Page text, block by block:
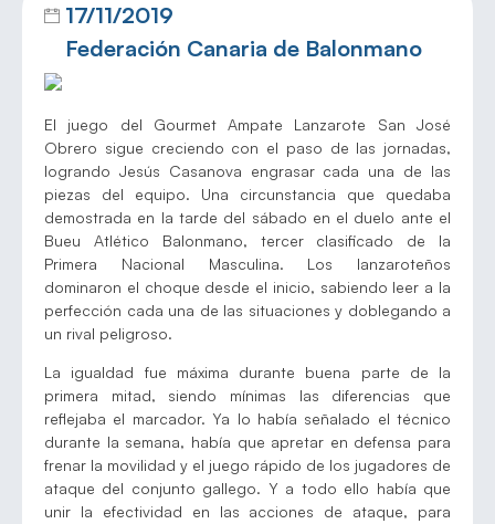
17/11/2019
Federación Canaria de Balonmano
El juego del Gourmet Ampate Lanzarote San José
Obrero sigue creciendo con el paso de las jornadas,
logrando Jesús Casanova engrasar cada una de las
piezas del equipo. Una circunstancia que quedaba
demostrada en la tarde del sábado en el duelo ante el
Bueu Atlético Balonmano, tercer clasificado de la
Primera Nacional Masculina. Los lanzaroteños
dominaron el choque desde el inicio, sabiendo leer a la
perfección cada una de las situaciones y doblegando a
un rival peligroso.
La igualdad fue máxima durante buena parte de la
primera mitad, siendo mínimas las diferencias que
reflejaba el marcador. Ya lo había señalado el técnico
durante la semana, había que apretar en defensa para
frenar la movilidad y el juego rápido de los jugadores de
ataque del conjunto gallego. Y a todo ello había que
unir la efectividad en las acciones de ataque, para